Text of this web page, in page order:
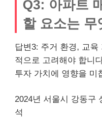
Q3: 아파트
할 요소는 무
답변3: 주거 환경, 교
적으로 고려해야 합니
투자 가치에 영향을 미
2024년 서울시 강동구
석